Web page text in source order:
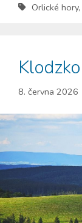
Orlické hory,
Klodzko
8. června 2026